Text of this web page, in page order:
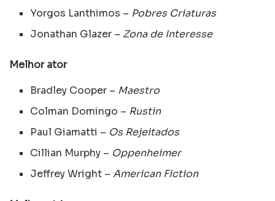
Yorgos Lanthimos – Pobres Criaturas
Jonathan Glazer – Zona de Interesse
Melhor ator
Bradley Cooper – Maestro
Colman Domingo – Rustin
Paul Giamatti – Os Rejeitados
Cillian Murphy – Oppenheimer
Jeffrey Wright –American Fiction